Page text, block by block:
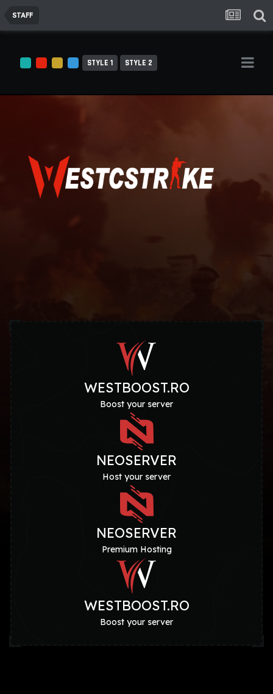
STAFF
STYLE 1 STYLE 2
WESTBOOST.RO
Boost your server
NEOSERVER
Host your server
NEOSERVER
Premium Hosting
WESTBOOST.RO
Boost your server